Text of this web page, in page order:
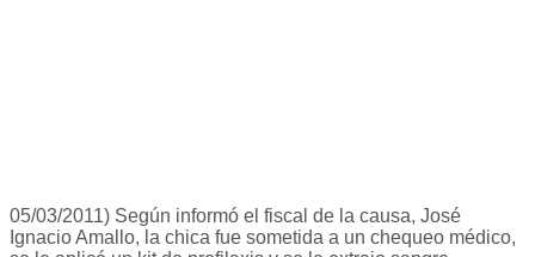
05/03/2011) Según informó el fiscal de la causa, José
Ignacio Amallo, la chica fue sometida a un chequeo médico,